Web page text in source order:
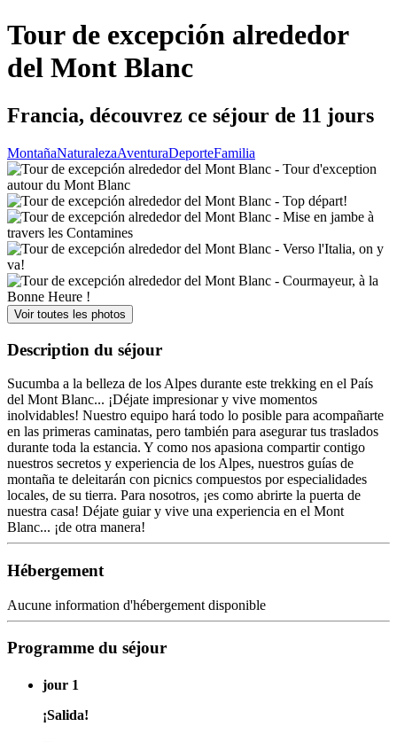
Tour de excepción alrededor
del Mont Blanc
Francia, découvrez ce séjour de 11 jours
MontañaNaturalezaAventuraDeporteFamilia
Voir toutes les photos
Description du séjour
Sucumba a la belleza de los Alpes durante este trekking en el País
del Mont Blanc... ¡Déjate impresionar y vive momentos
inolvidables! Nuestro equipo hará todo lo posible para acompañarte
en las primeras caminatas, pero también para asegurar tus traslados
durante toda la estancia. Y como nos apasiona compartir contigo
nuestros secretos y experiencia de los Alpes, nuestros guías de
montaña te deleitarán con picnics compuestos por especialidades
locales, de su tierra. Para nosotros, ¡es como abrirte la puerta de
nuestra casa! Déjate guiar y vive una experiencia en el Mont
Blanc... ¡de otra manera!
Hébergement
Aucune information d'hébergement disponible
Programme du séjour
jour 1
¡Salida!